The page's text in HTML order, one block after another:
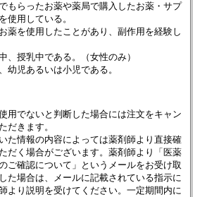
もらったお薬や薬局で購入したお薬・サプ
使用している。
薬を使用したことがあり、副作用を経験し
、授乳中である。（女性のみ）
幼児あるいは小児である。
用でないと判断した場合には注文をキャン
だきます。
た情報の内容によっては薬剤師より直接確
だく場合がございます。薬剤師より「医薬
ご確認について」というメールをお受け取
た場合は、メールに記載されている指示に
より説明を受けてください。一定期間内に